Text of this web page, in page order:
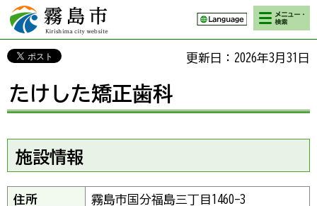
霧島市 Kirishima
city website
検索・メニ
ュー
更新日：2026年3月31日
たけした矯正歯科
施設情報
住所 霧島市国分福島三丁目1460-3